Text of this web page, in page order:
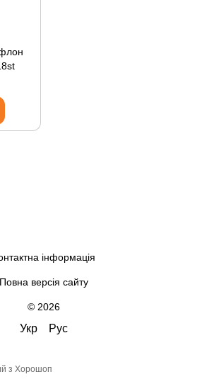
інформація
Повна версія сайту
© 2026
Укр Рус
з Хорошоп